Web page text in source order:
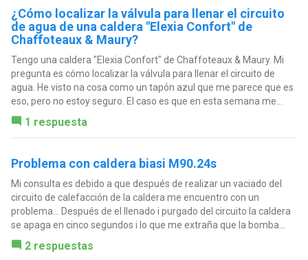
¿Cómo localizar la válvula para llenar el circuito
de agua de una caldera "Elexia Confort" de
Chaffoteaux & Maury?
Tengo una caldera "Elexia Confort" de Chaffoteaux & Maury. Mi
pregunta es cómo localizar la válvula para llenar el circuito de
agua. He visto na cosa como un tapón azul que me parece que es
eso, pero no estoy seguro. El caso es que en esta semana me...
1 respuesta
Problema con caldera biasi M90.24s
Mi consulta es debido a que después de realizar un vaciado del
circuito de calefacción de la caldera me encuentro con un
problema... Después de el llenado i purgado del circuito la caldera
se apaga en cinco segundos i lo que me extraña que la bomba...
2 respuestas